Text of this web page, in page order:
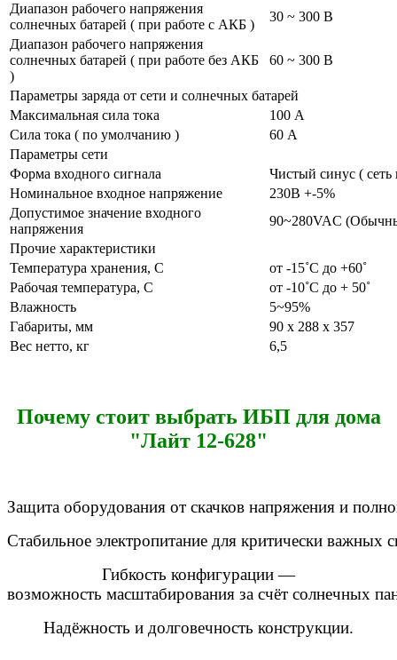
Диапазон рабочего напряжения
солнечных батарей ( при работе с АКБ )
30 ~ 300 В
Диапазон рабочего напряжения
солнечных батарей ( при работе без АКБ
)
60 ~ 300 В
Параметры заряда от сети и солнечных батарей
Максимальная сила тока
100 А
Сила тока ( по умолчанию )
60 А
Параметры сети
Форма входного сигнала
Чистый синус ( сеть
Номинальное входное напряжение
230В +-5%
Допустимое значение входного
напряжения
90~280VAC
Прочие характеристики
Температура хранения, С
от -15˚С до +60˚
Рабочая температура, С
от -10˚С до + 50˚
Влажность
5~95%
Габариты, мм
90 x 288 x 357
Вес нетто, кг
6,5
Почемустоитвыбрать ИБП для дома
"Лайт 12-628"
Защита оборудования от скачков напряжения и
Стабильное электропитание для критически важных
Гибкость конфигурации—
возможность масштабирования за счёт солнечных
Надёжность и долговечность конструкции.